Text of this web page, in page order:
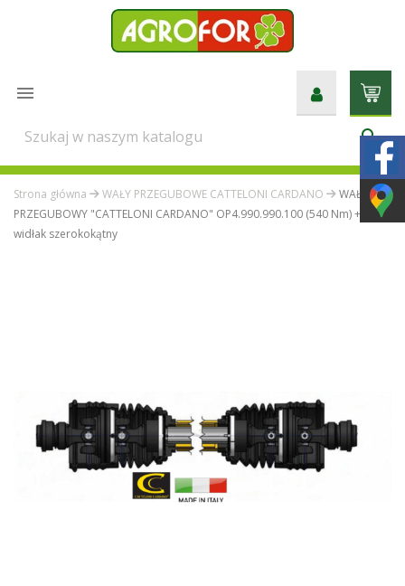

search
Strona główna WAŁY PRZEGUBOWE CATTELONI CARDANO
WAŁ
PRZEGUBOWY "CATTELONI CARDANO" OP4.990.990.100 (540 Nm) +
widłak szerokokątny